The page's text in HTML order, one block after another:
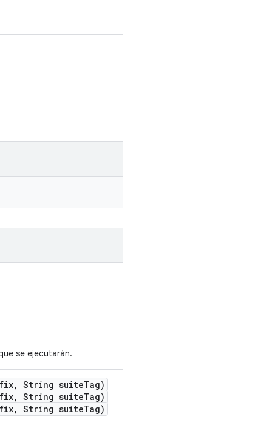
se ejecutarán.
, String suiteTag)
String suiteTag)
String suiteTag)